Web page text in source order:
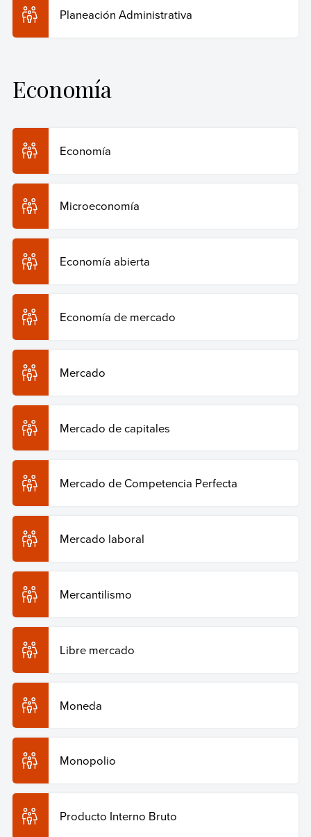
Planeación Administrativa
Economía
Economía
Microeconomía
Economía abierta
Economía de mercado
Mercado
Mercado de capitales
Mercado de Competencia Perfecta
Mercado laboral
Mercantilismo
Libre mercado
Moneda
Monopolio
Producto Interno Bruto